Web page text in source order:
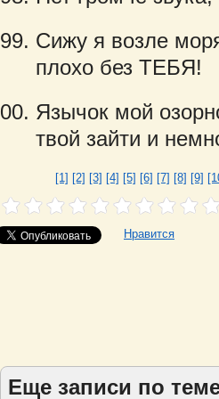
Сижу я возле
плохо без ТЕБЯ!
Язычок мой
твой зайти и
[1] [2] [3] [4] [5] [6] [7] [8] [9]
Нравится
Еще записи по